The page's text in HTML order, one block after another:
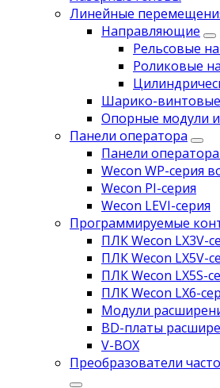
Линейные
Направляющие
Рельсовые
Роликовые
Шарико-
Опорные модули и
Панели оператора
Панели оператора
Wecon WP-серия
Wecon PI-серия
Wecon LEVI-серия
Программируемые
ПЛК Wecon LX3V-
ПЛК Wecon LX5V-
ПЛК Wecon LX5S-
ПЛК Wecon LX6-
Модули
BD-платы
V-BOX
Преобразователи